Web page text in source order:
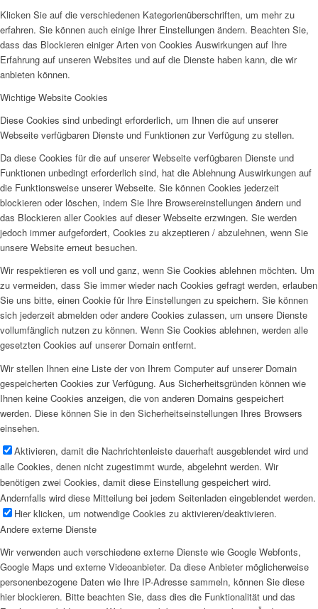
Klicken Sie auf die verschiedenen Kategorienüberschriften, um mehr zu
erfahren. Sie können auch einige Ihrer Einstellungen ändern. Beachten Sie,
dass das Blockieren einiger Arten von Cookies Auswirkungen auf Ihre
Erfahrung auf unseren Websites und auf die Dienste haben kann, die wir
anbieten können.
Wichtige Website Cookies
Diese Cookies sind unbedingt erforderlich, um Ihnen die auf unserer
Webseite verfügbaren Dienste und Funktionen zur Verfügung zu stellen.
Da diese Cookies für die auf unserer Webseite verfügbaren Dienste und
Funktionen unbedingt erforderlich sind, hat die Ablehnung Auswirkungen auf
die Funktionsweise unserer Webseite. Sie können Cookies jederzeit
blockieren oder löschen, indem Sie Ihre Browsereinstellungen ändern und
das Blockieren aller Cookies auf dieser Webseite erzwingen. Sie werden
jedoch immer aufgefordert, Cookies zu akzeptieren / abzulehnen, wenn Sie
unsere Website erneut besuchen.
Wir respektieren es voll und ganz, wenn Sie Cookies ablehnen möchten. Um
zu vermeiden, dass Sie immer wieder nach Cookies gefragt werden, erlauben
Sie uns bitte, einen Cookie für Ihre Einstellungen zu speichern. Sie können
sich jederzeit abmelden oder andere Cookies zulassen, um unsere Dienste
vollumfänglich nutzen zu können. Wenn Sie Cookies ablehnen, werden alle
gesetzten Cookies auf unserer Domain entfernt.
Wir stellen Ihnen eine Liste der von Ihrem Computer auf unserer Domain
gespeicherten Cookies zur Verfügung. Aus Sicherheitsgründen können wie
Ihnen keine Cookies anzeigen, die von anderen Domains gespeichert
werden. Diese können Sie in den Sicherheitseinstellungen Ihres Browsers
einsehen.
Aktivieren, damit die Nachrichtenleiste dauerhaft ausgeblendet wird und
alle Cookies, denen nicht zugestimmt wurde, abgelehnt werden. Wir
benötigen zwei Cookies, damit diese Einstellung gespeichert wird.
Andernfalls wird diese Mitteilung bei jedem Seitenladen eingeblendet werden.
Hier klicken, um notwendige Cookies zu aktivieren/deaktivieren.
Andere externe Dienste
Wir verwenden auch verschiedene externe Dienste wie Google Webfonts,
Google Maps und externe Videoanbieter. Da diese Anbieter möglicherweise
personenbezogene Daten wie Ihre IP-Adresse sammeln, können Sie diese
hier blockieren. Bitte beachten Sie, dass dies die Funktionalität und das